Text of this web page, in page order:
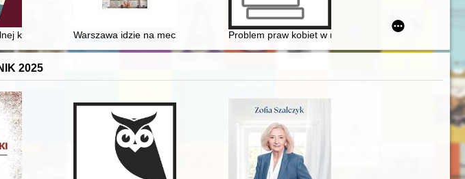
Justa Słowikowskiego (1643-1689)
kozy w Hausvogtei : katalog wystawy
Warszawa idzie na mecz. T. 3, Problem praw kobiet w międzywojennej prasie dla
2025